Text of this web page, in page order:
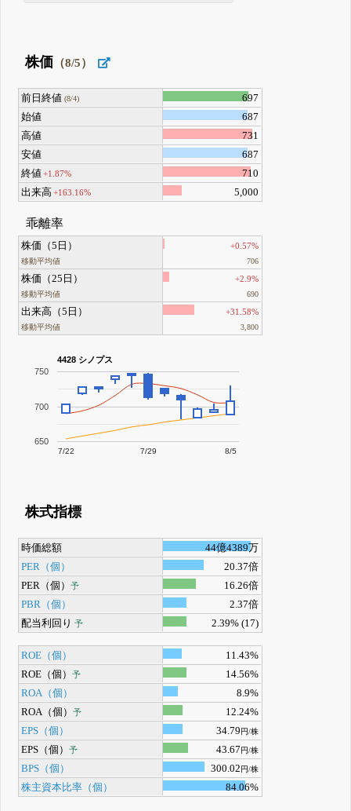
株価 （8/5）
前日終値 (8/4)
697
始値
687
高値
731
安値
687
終値+1.87%
710
出来高 +163.16% 5,000
乖離率
株価（5日）
移動平均値
+0.57%
706
株価（25日）
移動平均値
+2.9%
690
出来高（5日）
移動平均値
+31.58%
3,800
4428 シノプス
7/22 7/29 8/5
650
700
750
株式指標
時価総額
44億4389万
PER（個）
20.37倍
PER（個）予
16.26倍
PBR（個）
2.37倍
配当利回り 予 2.39% (17)
ROE（個）
11.43%
ROE（個）予
14.56%
ROA（個）
8.9%
ROA（個）予
12.24%
EPS（個）
34.79円/株
EPS（個）予 43.67円/株
BPS（個） 300.02円/株
株主資本比率（個） 84.06%